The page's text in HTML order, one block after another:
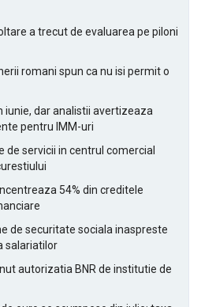
a trecut de evaluarea pe piloni
romani spun ca nu isi permit o
iunie, dar analistii avertizeaza
pentru IMM-uri
de servicii in centrul comercial
54% din creditele
de securitate sociala inaspreste
salariatilor
autorizatia BNR de institutie de